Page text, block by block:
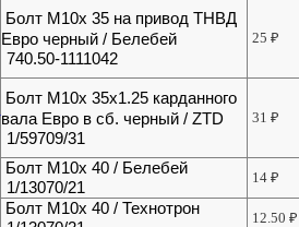
Болт М10х 35 на привод ТНВД
Евро черный / Белебей
740.50-1111042
25₽
Болт М10х 35х1.25 карданного
вала Евро в сб. черный / ZTD
1/59709/31
31₽
Болт М10х 40 / Белебей
1/13070/21
14₽
Болт М10х 40 / Технотрон
12.50₽